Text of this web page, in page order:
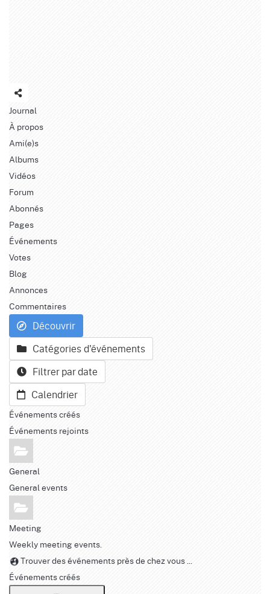
Journal
À propos
Ami(e)s
Albums
Vidéos
Forum
Abonnés
Pages
Événements
Votes
Blog
Annonces
Commentaires
Découvrir
Catégories d'événements
Filtrer par date
Calendrier
Événements créés
Événements rejoints
General
General events
Meeting
Weekly meeting events.
Trouver des événements près de chez vous ...
Événements créés